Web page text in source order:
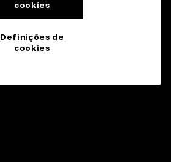
cookies
Definições de
cookies